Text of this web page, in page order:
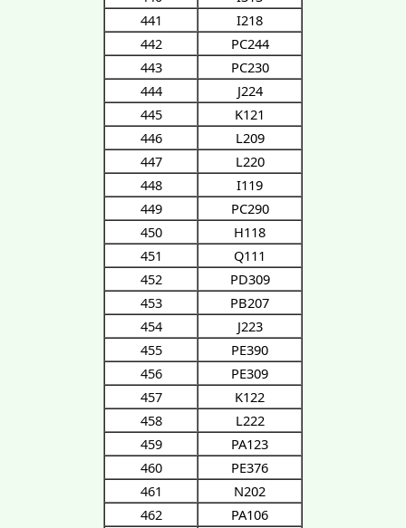
441
I218
442
PC244
443
PC230
444
J224
445
K121
446
L209
447
L220
448
I119
449
PC290
450
H118
451
Q111
452
PD309
453
PB207
454
J223
455
PE390
456
PE309
457
K122
458
L222
459
PA123
460
PE376
461
N202
462
PA106